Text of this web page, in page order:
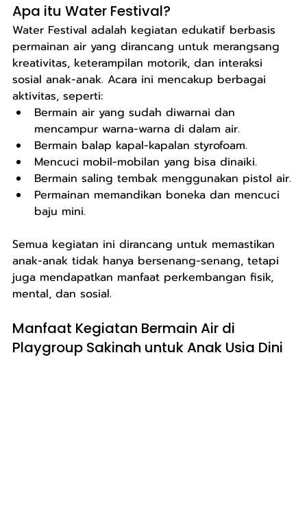
Apa itu Water Festival?
Water Festival adalah kegiatan edukatif berbasis
permainan air yang dirancang untuk merangsang
kreativitas, keterampilan motorik, dan interaksi
sosial anak-anak. Acara ini mencakup berbagai
aktivitas, seperti:
Bermain air yang sudah diwarnai dan
mencampur warna-warna di dalam air.
Bermain balap kapal-kapalan styrofoam.
Mencuci mobil-mobilan yang bisa dinaiki.
Bermain saling tembak menggunakan pistol air.
Permainan memandikan boneka dan mencuci
baju mini.
Semua kegiatan ini dirancang untuk memastikan
anak-anak tidak hanya bersenang-senang, tetapi
juga mendapatkan manfaat perkembangan fisik,
mental, dan sosial.
Manfaat Kegiatan Bermain Air di
Playgroup Sakinah untuk Anak Usia Dini